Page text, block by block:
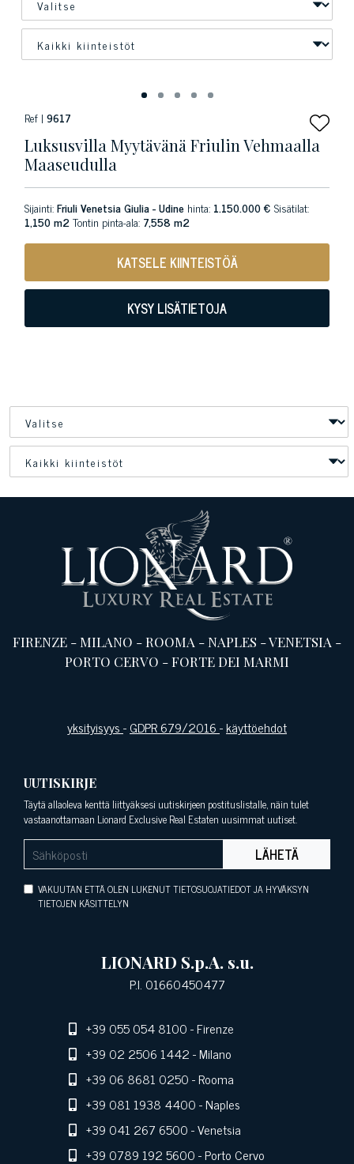
Ref | 9617
Luksusvilla Myytävänä Friulin Vehmaalla
Maaseudulla
Sijainti:Friuli Venetsia Giulia - Udine hinta: 1.150.000 € Sisätilat:
1,150 m2Tontin pinta-ala: 7,558 m2
KATSELE KIINTEISTÖÄ
KYSY LISÄTIETOJA
FIRENZE -MILANO -ROOMA -NAPLES -VENETSIA -
PORTO CERVO -FORTE DEI MARMI
yksityisyys-GDPR 679/2016-käyttöehdot
UUTISKIRJE
Täytä allaoleva kenttä liittyäksesi uutiskirjeen postituslistalle, näin tulet
vastaanottamaan Lionard Exclusive Real Estaten uusimmat uutiset.
LÄHETÄ
VAKUUTAN ETTÄ OLEN LUKENUT TIETOSUOJATIEDOT JA HYVÄKSYN
TIETOJEN KÄSITTELYN
LIONARD S.p.A. s.u.
P.I. 01660450477
+39 055 054 8100- Firenze
+39 02 2506 1442- Milano
+39 06 8681 0250- Rooma
+39 081 1938 4400- Naples
+39 041 267 6500- Venetsia
+39 0789 192 5600- Porto Cervo